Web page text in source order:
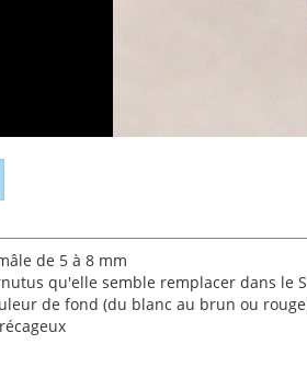
de 5 à 8 mm
qu'elle semble remplacer dans le
de fond (du blanc au brun ou